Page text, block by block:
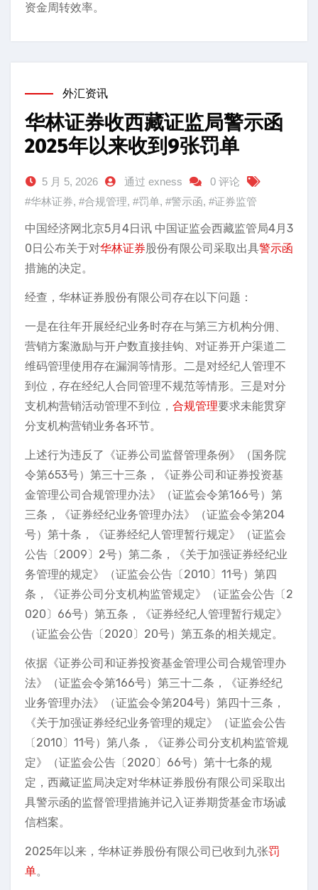
资金周转效率。
外汇资讯
华林证券收西藏证监局警示函
2025年以来收到9张罚单
5 月 5, 2026 通过 exness
0 评论
#华林证券, #合规管理, #罚单, #警示函, #证券监管
中国经济网北京5月4日讯 中国证监会西藏监管局4月3
0日公布关于对华林证券股份有限公司采取出具警示函
措施的决定。
经查，华林证券股份有限公司存在以下问题：
一是在往年开展经纪业务时存在与第三方机构分佣、
营销方案激励与开户数直接挂钩、对证券开户渠道二
维码管理使用存在漏洞等情形。二是对经纪人管理不
到位，存在经纪人合同管理不规范等情形。三是对分
支机构营销活动管理不到位， 合规管理要求未能贯穿
分支机构营销业务各环节。
上述行为违反了《证券公司监督管理条例》（国务院
令第653号）第三十三条，《证券公司和证券投资基
金管理公司合规管理办法》（证监会令第166号）第
三条，《证券经纪业务管理办法》（证监会令第204
号）第十条，《证券经纪人管理暂行规定》（证监会
公告〔2009〕2号）第二条，《关于加强证券经纪业
务管理的规定》（证监会公告〔2010〕11号）第四
条，《证券公司分支机构监管规定》（证监会公告〔2
020〕66号）第五条，《证券经纪人管理暂行规定》
（证监会公告〔2020〕20号）第五条的相关规定。
依据《证券公司和证券投资基金管理公司合规管理办
法》（证监会令第166号）第三十二条，《证券经纪
业务管理办法》（证监会令第204号）第四十三条，
《关于加强证券经纪业务管理的规定》（证监会公告
〔2010〕11号）第八条，《证券公司分支机构监管规
定》（证监会公告〔2020〕66号）第十七条的规
定，西藏证监局决定对华林证券股份有限公司采取出
具警示函的监督管理措施并记入证券期货基金市场诚
信档案。
2025年以来，华林证券股份有限公司已收到九张罚
单。